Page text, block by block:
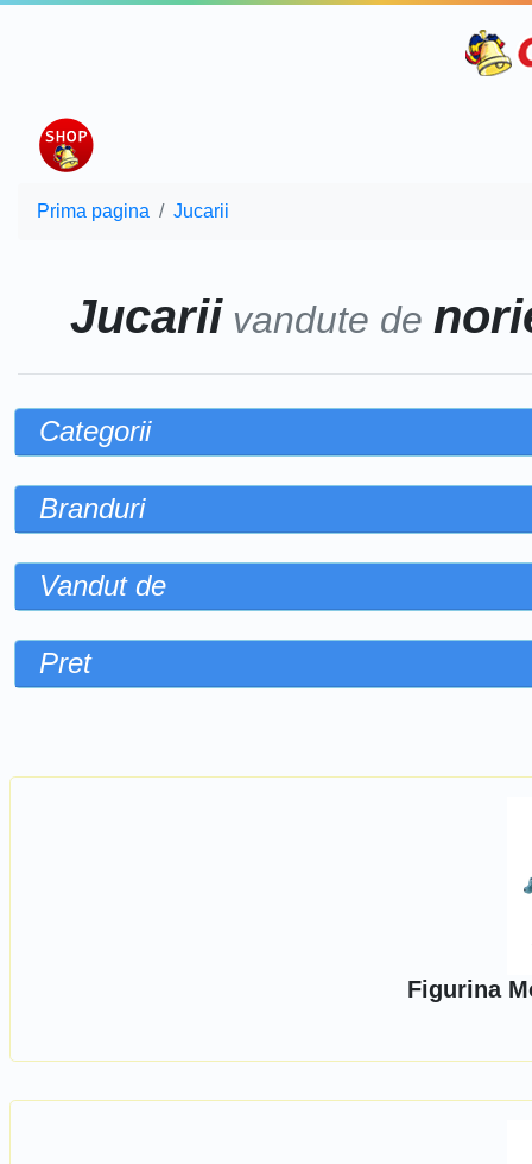
Prima pagina Jucarii
Jucariivandute de
Categorii
Branduri
Vandut de
Pret
Figurina